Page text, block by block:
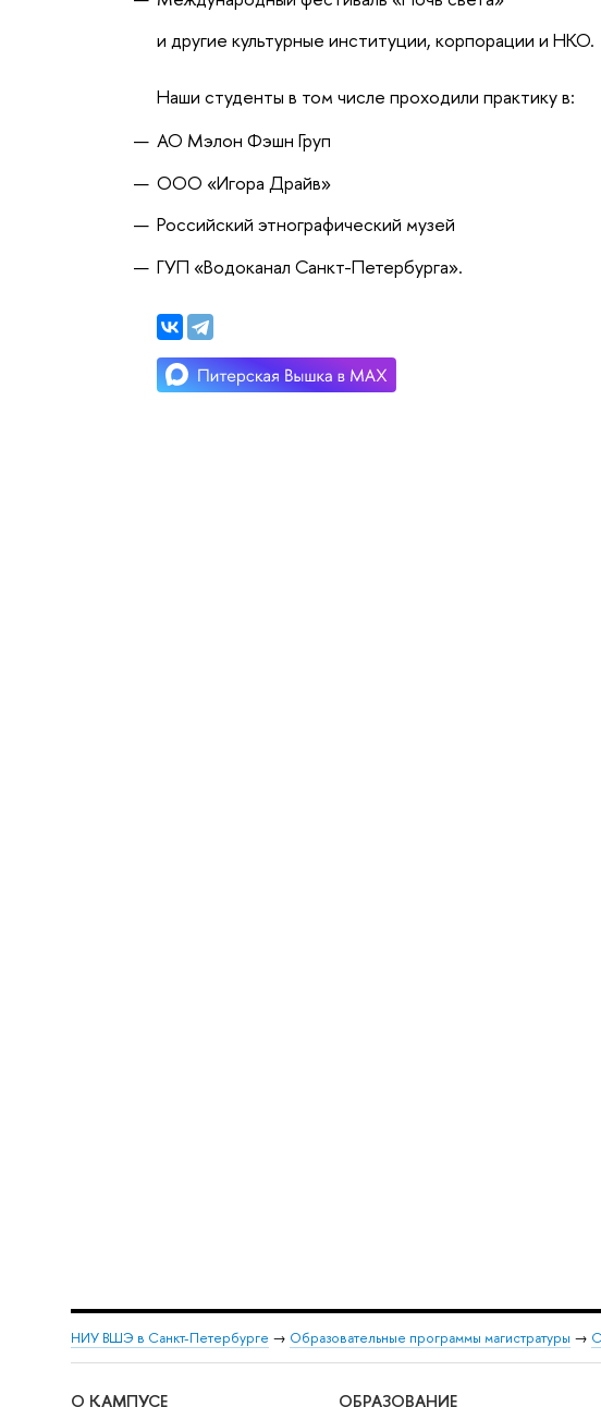
и другие культурные институции, корпорации и НКО.
Наши студенты в том числе проходили практику в:
АО Мэлон Фэшн Груп
ООО «Игора Драйв»
Российский этнографический музей
ГУП «Водоканал Санкт-Петербурга».
НИУ ВШЭ в Санкт-Петербурге → Образовательные программы магистратуры →
О КАМПУСЕ ОБРАЗОВАНИЕ